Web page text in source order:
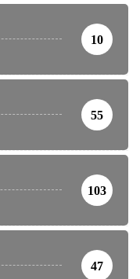
10
55
103
47